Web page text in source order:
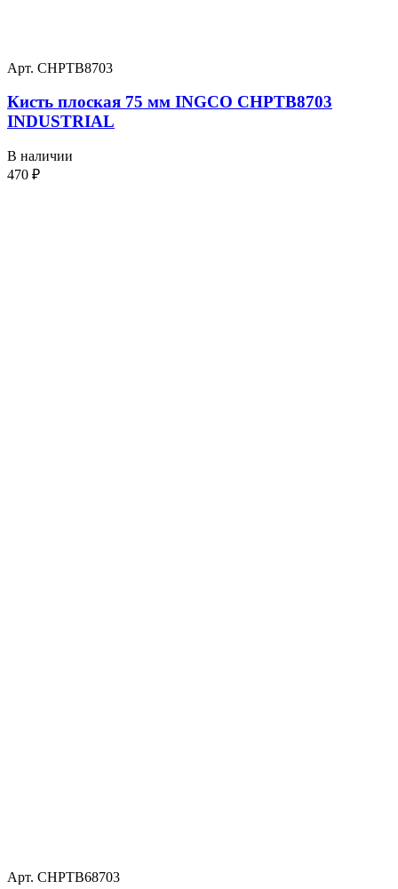
Арт. CHPTB8703
Кисть плоская 75 мм INGCO CHPTB8703
INDUSTRIAL
В наличии
470 ₽
Арт. CHPTB68703